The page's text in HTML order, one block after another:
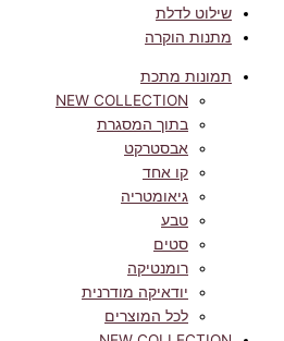
שילוט לדלת
מתנות הוקרה
תמונות מתכת
NEW COLLECTION
בתוך המסגרת
אבסטרקט
קו אחד
גיאומטריה
טבע
סטים
רומנטיקה
יודאיקה מודרנית
לכל המוצרים